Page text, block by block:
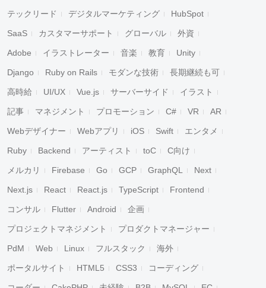
テックリード デジタルマーケティング HubSpot
SaaS カスタマーサポート グローバル 外資
Adobe イラストレーター 音楽 教育 Unity
Django Ruby on Rails モダンな技術 長期継続も可
高時給 UI/UX Vue.js サーバーサイド イラスト
記事 マネジメント プロモーション C# VR AR
Webデザイナー Webアプリ iOS Swift エンタメ
Ruby Backend アーティスト toC C向け
メルカリ Firebase Go GCP GraphQL Next
Next.js React React.js TypeScript Frontend
コンサル Flutter Android 企画
プロジェクトマネジメント プロダクトマネージャー
PdM Web Linux フルスタック 海外
ポータルサイト HTML5 CSS3 コーディング